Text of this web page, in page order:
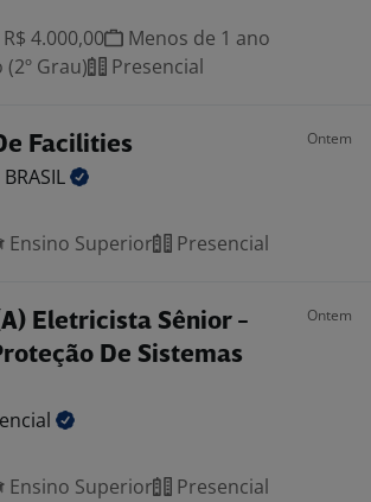
4.000,00
Menos de 1 ano
Grau)
Presencial
Facilities Ontem
BRASIL
Ensino Superior Presencial
Eletricista Sênior -
De Sistemas
Ontem
Ensino Superior Presencial